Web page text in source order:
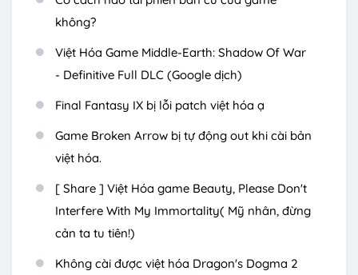
không?
Việt Hóa Game Middle-Earth: Shadow Of War
- Definitive Full DLC (Google dịch)
Final Fantasy IX bị lỗi patch việt hóa ạ
Game Broken Arrow bị tự động out khi cài bản
việt hóa.
[ Share ] Việt Hóa game Beauty, Please Don't
Interfere With My Immortality( Mỹ nhân, đừng
cản ta tu tiên!)
Không cài được việt hóa Dragon's Dogma 2